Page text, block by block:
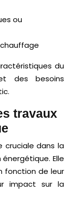
ou
du
des besoins
travaux
cruciale dans la
Elle
fonction de leur
impact sur la